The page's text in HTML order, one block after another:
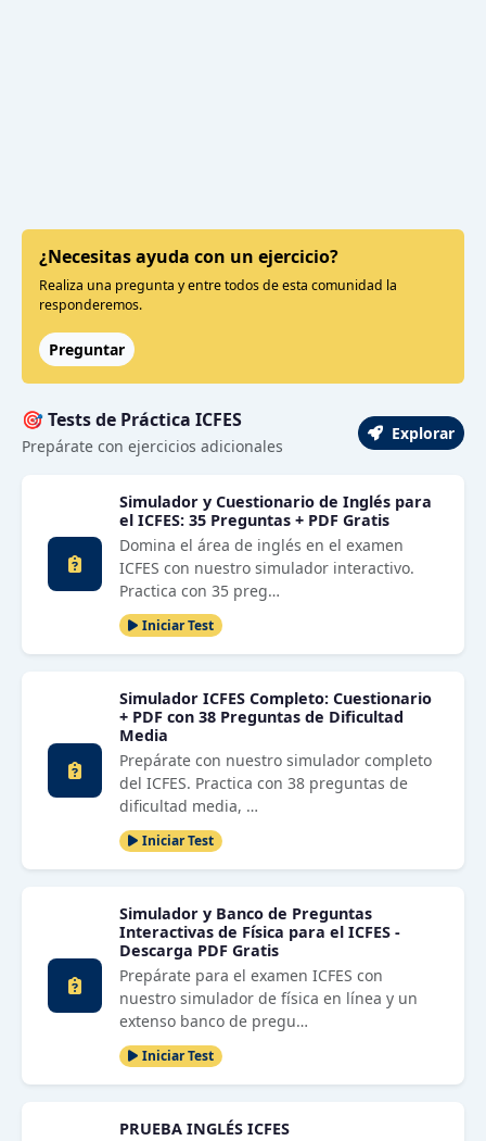
¿Necesitas ayuda con un ejercicio?
Realiza una pregunta y entre todos de esta comunidad la
responderemos.
Preguntar
🎯 Tests de Práctica ICFES
Prepárate con ejercicios adicionales
Explorar
Simulador y Cuestionario de Inglés para
el ICFES: 35 Preguntas + PDF Gratis
Domina el área de inglés en el examen
ICFES con nuestro simulador interactivo.
Practica con 35 preg…
Iniciar Test
Simulador ICFES Completo: Cuestionario
+ PDF con 38 Preguntas de Dificultad
Media
Prepárate con nuestro simulador completo
del ICFES. Practica con 38 preguntas de
dificultad media, …
Iniciar Test
Simulador y Banco de Preguntas
Interactivas de Física para el ICFES -
Descarga PDF Gratis
Prepárate para el examen ICFES con
nuestro simulador de física en línea y un
extenso banco de pregu…
Iniciar Test
PRUEBA INGLÉS ICFES